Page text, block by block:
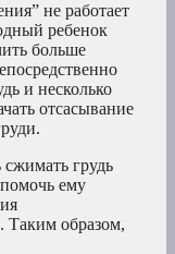
не работает
ребенок
больше
и несколько
отсасывание
грудь
ему
Таким образом,